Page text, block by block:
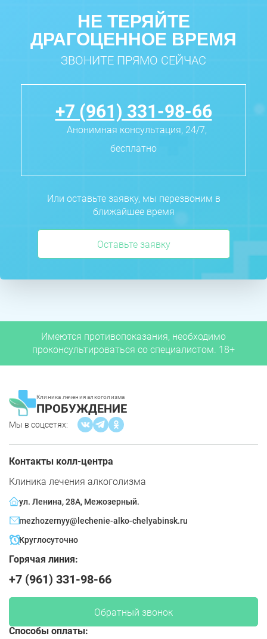
НЕ ТЕРЯЙТЕ
ДРАГОЦЕННОЕ ВРЕМЯ
ЗВОНИТЕ ПРЯМО СЕЙЧАС
+7 (961) 331-98-66
Анонимная консультация, 24/7,
бесплатно
Или оставьте заявку, мы перезвоним в
ближайшее время
Оставьте заявку
Имеются противопоказания, необходимо
проконсультироваться со специалистом. 18+
Клиника лечения алкоголизма
ПРОБУЖДЕНИЕ
Мы в соцсетях:
Контакты колл-центра
Клиника лечения алкоголизма
ул. Ленина, 28А, Межозерный.
mezhozernyy@lechenie-alko-chelyabinsk.ru
Круглосуточно
Горячая линия:
+7 (961) 331-98-66
Обратный звонок
Способы оплаты: